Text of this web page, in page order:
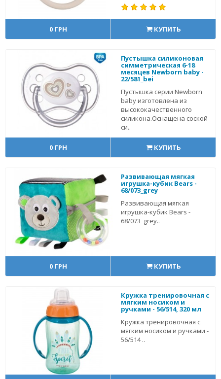
0 ГРН КУПИТЬ
Пустышка силиконовая
симметрическая 6-18
месяцев Newborn baby -
22/581_bei
Пустышка серии Newborn
baby изготовлена из
высококачественного
силикона.Оснащена соской
си..
0 ГРН КУПИТЬ
Развивающая мягкая
игрушка-кубик Bears -
68/073_grey
Развивающая мягкая
игрушка-кубик Bears -
68/073_grey..
0 ГРН КУПИТЬ
Кружка тренировочная с
мягким носиком и
ручками - 56/514, 320 мл
Кружка тренировочная с
мягким носиком и ручками -
56/514 ..